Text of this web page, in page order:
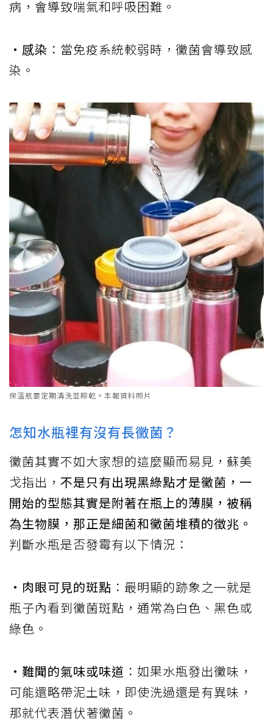
病，會導致喘氣和呼吸困難。
‧感染 ：當免疫系統較弱時，黴菌會導致感
染。
保溫瓶要定期清洗並晾乾。本報資料照片
怎知水瓶裡有沒有長黴菌？
黴菌其實不如大家想的這麼顯而易見，蘇美
戈指出， 不是只有出現黑綠點才是黴菌，一
開始的型態其實是附著在瓶上的薄膜，被稱
為生物膜，那正是細菌和黴菌堆積的徵兆。
判斷水瓶是否發霉有以下情況：
‧肉眼可見的斑點 ：最明顯的跡象之一就是
瓶子內看到黴菌斑點，通常為白色、黑色或
綠色。
‧難聞的氣味或味道 ：如果水瓶發出黴味，
可能還略帶泥土味，即使洗過還是有異味，
那就代表潛伏著黴菌。